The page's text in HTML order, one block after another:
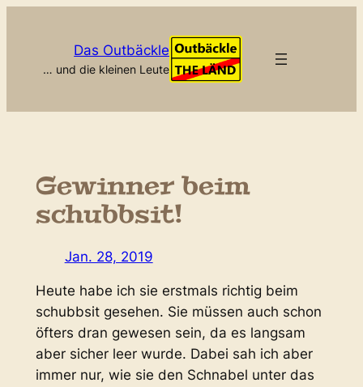
Das Outbäckle
… und die kleinen Leute
Gewinner beim
schubbsit!
Jan. 28, 2019
Heute habe ich sie erstmals richtig beim
schubbsit gesehen. Sie müssen auch schon
öfters dran gewesen sein, da es langsam
aber sicher leer wurde. Dabei sah ich aber
immer nur, wie sie den Schnabel unter das